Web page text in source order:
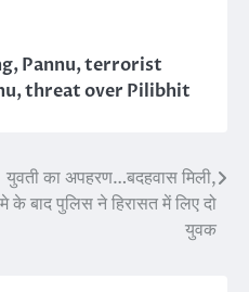
,Pannu,terrorist
,threat over Pilibhit
युवती का अपहरण…बदहवास मिली,
के बाद पुलिस ने हिरासत में लिए दो
युवक